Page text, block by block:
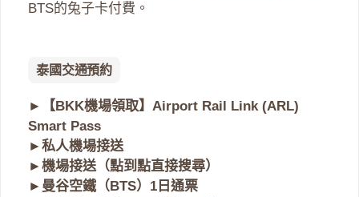
BTS的兔子卡付費。
泰國交通預約
►
【BKK機場領取】Airport Rail Link (ARL)
Smart Pass
► 私人機場接送
► 機場接送（點到點直接搜尋）
► 曼谷空鐵（BTS）1日通票